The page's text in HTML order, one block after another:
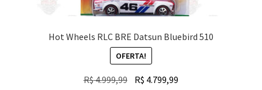
Hot Wheels RLC BRE Datsun Bluebird 510
OFERTA!
R$4.999,99 R$ 4.799,99